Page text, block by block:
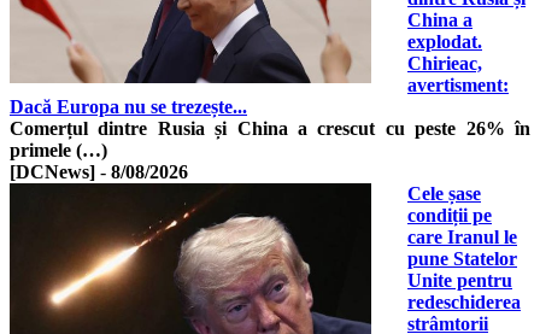
China a
explodat.
Chirieac,
avertisment:
Dacă Europa nu se trezește...
Comerțul dintre Rusia și China a crescut cu peste 26% în
primele (…)
[DCNews] - 8/08/2026
Cele șase
condiții pe
care Iranul le
pune Statelor
Unite pentru
redeschiderea
strâmtorii